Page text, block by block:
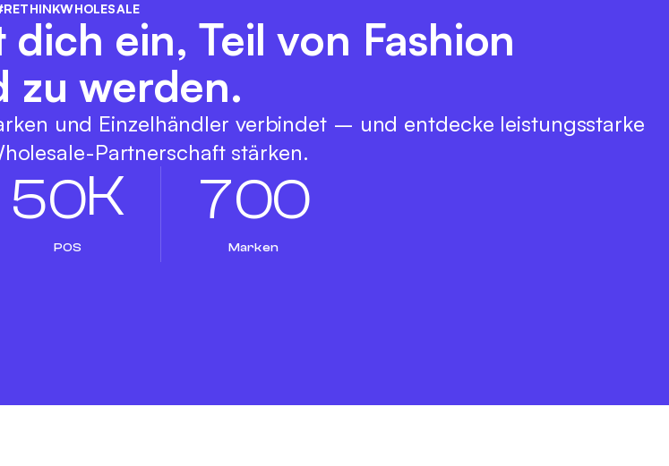
ein, Teil von Fashion
zu werden.
und Einzelhändler verbindet – und entdecke leistungsstarke
Partnerschaft stärken.
50K
POS
700
Marken